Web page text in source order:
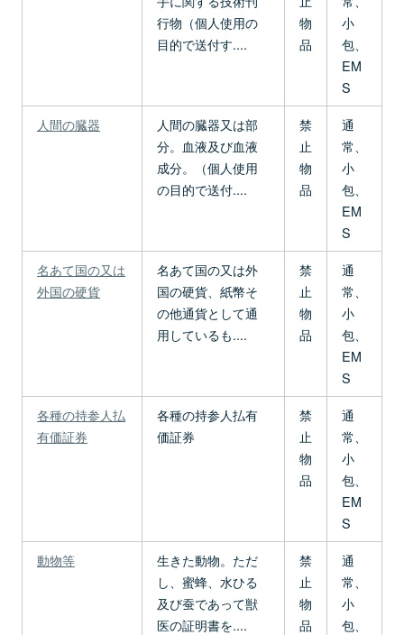
行物（個人使用の
目的で送付す....
物
品
小
包、
EM
S
人間の臓器
人間の臓器又は部
分。血液及び血液
成分。（個人使用
の目的で送付....
禁
止
物
品
通
常、
小
包、
EM
S
名あて国の又は
外国の硬貨
名あて国の又は外
国の硬貨、紙幣そ
の他通貨として通
用しているも....
禁
止
物
品
通
常、
小
包、
EM
S
各種の持参人払
有価証券
各種の持参人払有
価証券
禁
止
物
品
通
常、
小
包、
EM
S
動物等
生きた動物。ただ
し、蜜蜂、水ひる
及び蚕であって獣
医の証明書を....
禁
止
物
品
通
常、
小
包、